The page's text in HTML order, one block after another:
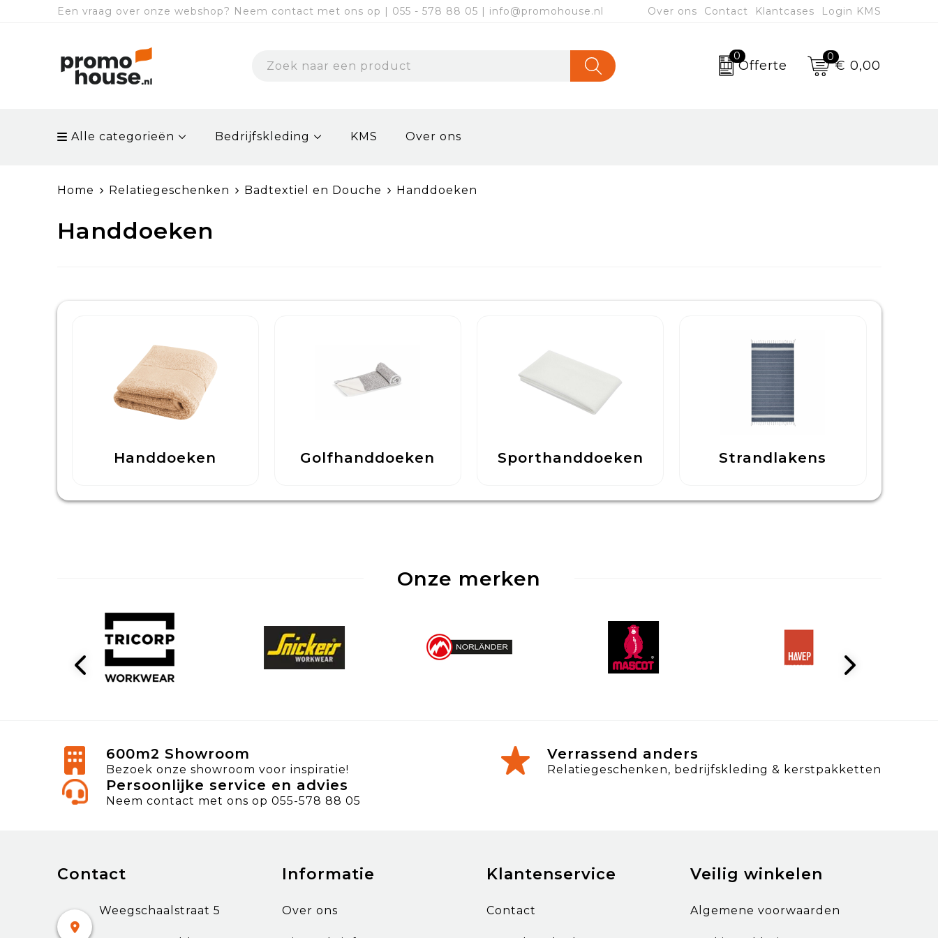
Een vraag over onze webshop? Neem contact met ons op | 055 - 578 88 05 | info@promohouse.nl Over ons Contact Klantcases Login KMS
0
Offerte
0
€ 0,00
Alle categorieën Bedrijfskleding KMS Over ons
Home Relatiegeschenken Badtextiel en Douche Handdoeken
Handdoeken
Handdoeken Golfhanddoeken Sporthanddoeken Strandlakens
Onze merken
600m2 Showroom
Bezoek onze showroom voor inspiratie!
Verrassend anders
Relatiegeschenken, bedrijfskleding & kerstpakketten
Persoonlijke service en advies
Neem contact met ons op 055-578 88 05
Contact
Weegschaalstraat 5
Informatie
Over ons
Klantenservice
Contact
Veilig winkelen
Algemene voorwaarden